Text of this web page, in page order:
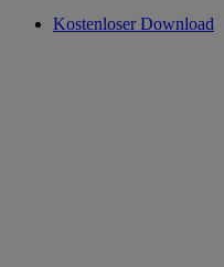
Kostenloser Download